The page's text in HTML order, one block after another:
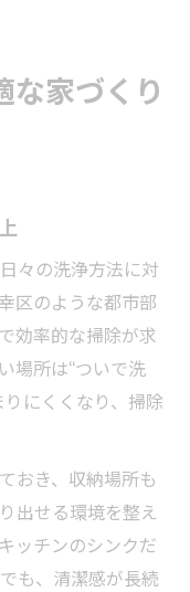
な家づくり
々の洗浄方法に対
区のような都市部
効率的な掃除が求
場所は“ついで洗
にくくなり、掃除
おき、収納場所も
出せる環境を整え
ッチンのシンクだ
も、清潔感が長続